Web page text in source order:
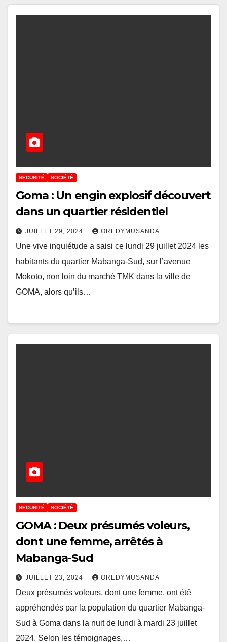
SECURITÉ SOCIÉTÉ
Goma : Un engin explosif découvert
dans un quartier résidentiel
JUILLET 29, 2024 OREDYMUSANDA
Une vive inquiétude a saisi ce lundi 29 juillet 2024 les
habitants du quartier Mabanga-Sud, sur l’avenue
Mokoto, non loin du marché TMK dans la ville de
GOMA, alors qu’ils…
SECURITÉ SOCIÉTÉ
GOMA : Deux présumés voleurs,
dont une femme, arrêtés à
Mabanga-Sud
JUILLET 23, 2024 OREDYMUSANDA
Deux présumés voleurs, dont une femme, ont été
appréhendés par la population du quartier Mabanga-
Sud à Goma dans la nuit de lundi à mardi 23 juillet
2024. Selon les témoignages,…